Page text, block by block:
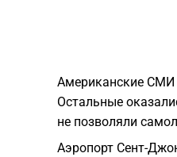
Американские СМИ
Остальные
не позволяли
Аэропорт Сент-